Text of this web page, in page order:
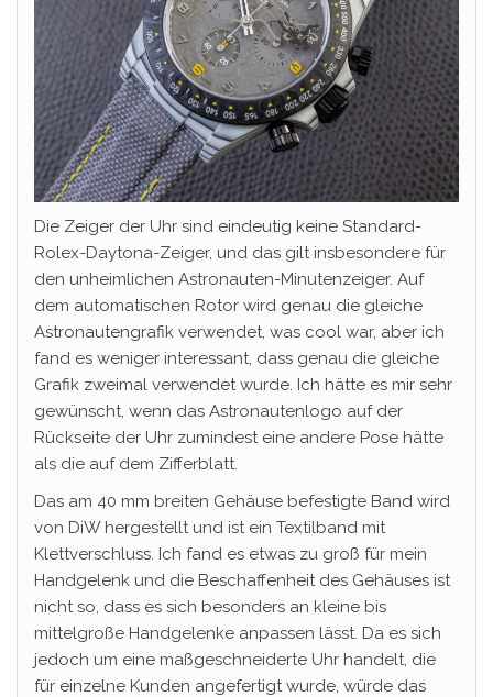
Die Zeiger der Uhr sind eindeutig keine Standard-
Rolex-Daytona-Zeiger, und das gilt insbesondere für
den unheimlichen Astronauten-Minutenzeiger. Auf
dem automatischen Rotor wird genau die gleiche
Astronautengrafik verwendet, was cool war, aber ich
fand es weniger interessant, dass genau die gleiche
Grafik zweimal verwendet wurde. Ich hätte es mir sehr
gewünscht, wenn das Astronautenlogo auf der
Rückseite der Uhr zumindest eine andere Pose hätte
als die auf dem Zifferblatt.
Das am 40 mm breiten Gehäuse befestigte Band wird
von DiW hergestellt und ist ein Textilband mit
Klettverschluss. Ich fand es etwas zu groß für mein
Handgelenk und die Beschaffenheit des Gehäuses ist
nicht so, dass es sich besonders an kleine bis
mittelgroße Handgelenke anpassen lässt. Da es sich
jedoch um eine maßgeschneiderte Uhr handelt, die
für einzelne Kunden angefertigt wurde, würde das